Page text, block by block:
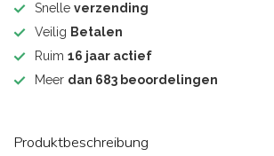
Snelle verzending
Veilig Betalen
Ruim 16 jaar actief
Meer dan 683 beoordelingen
Produktbeschreibung